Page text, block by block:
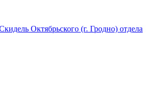
Октябрьского (г. Гродно) отдела